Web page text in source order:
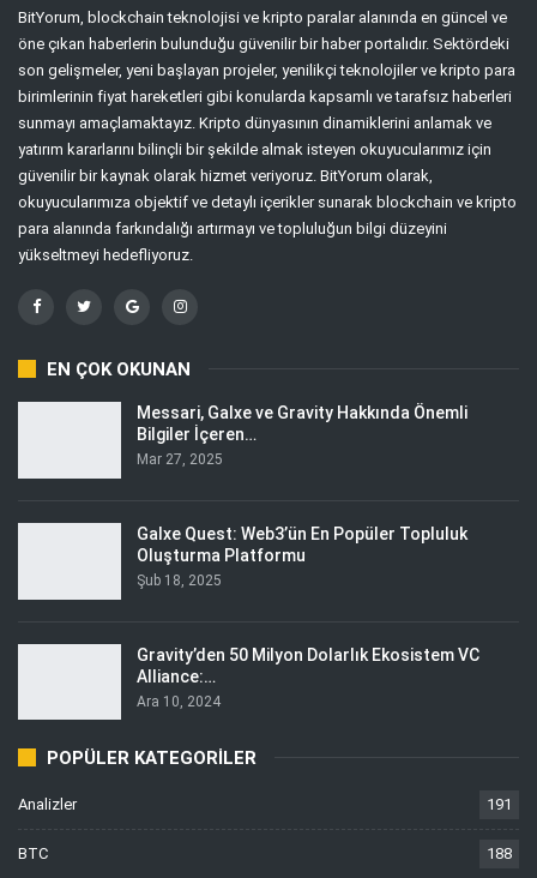
BitYorum, blockchain teknolojisi ve kripto paralar alanında en güncel ve
öne çıkan haberlerin bulunduğu güvenilir bir haber portalıdır. Sektördeki
son gelişmeler, yeni başlayan projeler, yenilikçi teknolojiler ve kripto para
birimlerinin fiyat hareketleri gibi konularda kapsamlı ve tarafsız haberleri
sunmayı amaçlamaktayız. Kripto dünyasının dinamiklerini anlamak ve
yatırım kararlarını bilinçli bir şekilde almak isteyen okuyucularımız için
güvenilir bir kaynak olarak hizmet veriyoruz. BitYorum olarak,
okuyucularımıza objektif ve detaylı içerikler sunarak blockchain ve kripto
para alanında farkındalığı artırmayı ve topluluğun bilgi düzeyini
yükseltmeyi hedefliyoruz.
EN ÇOK OKUNAN
Messari, Galxe ve Gravity Hakkında Önemli
Bilgiler İçeren…
Mar 27, 2025
Galxe Quest: Web3’ün En Popüler Topluluk
Oluşturma Platformu
Şub 18, 2025
Gravity’den 50 Milyon Dolarlık Ekosistem VC
Alliance:…
Ara 10, 2024
POPÜLER KATEGORILER
Analizler 191
BTC 188